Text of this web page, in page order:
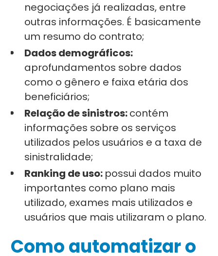
negociações já realizadas, entre
outras informações. É basicamente
um resumo do contrato;
Dados demográficos:
aprofundamentos sobre dados
como o gênero e faixa etária dos
beneficiários;
Relação de sinistros:contém
informações sobre os serviços
utilizados pelos usuários e a taxa de
sinistralidade;
Ranking de uso: possui dados muito
importantes como plano mais
utilizado, exames mais utilizados e
usuários que mais utilizaram o plano.
Como automatizar o